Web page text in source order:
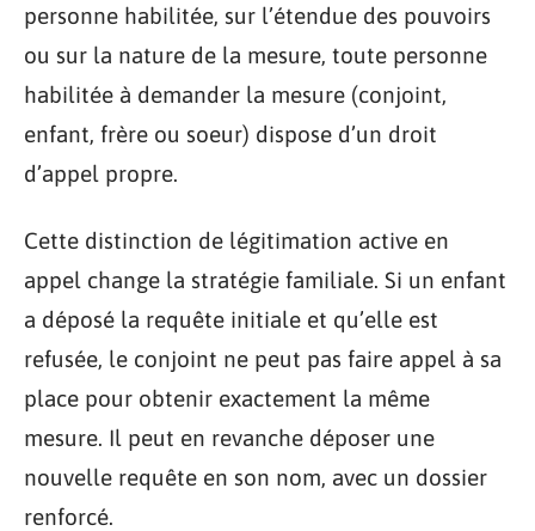
personne habilitée, sur l’étendue des pouvoirs
ou sur la nature de la mesure, toute personne
habilitée à demander la mesure (conjoint,
enfant, frère ou soeur) dispose d’un droit
d’appel propre.
Cette distinction de légitimation active en
appel change la stratégie familiale. Si un enfant
a déposé la requête initiale et qu’elle est
refusée, le conjoint ne peut pas faire appel à sa
place pour obtenir exactement la même
mesure. Il peut en revanche déposer une
nouvelle requête en son nom, avec un dossier
renforcé.